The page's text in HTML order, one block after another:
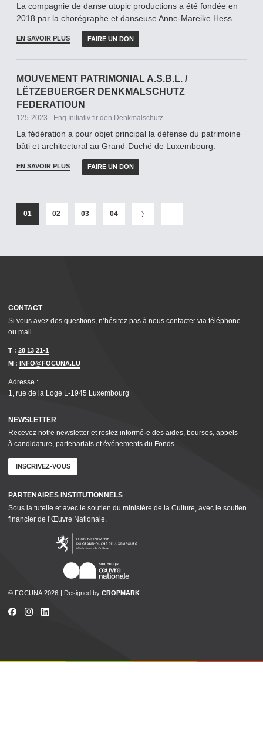
La compagnie de danse utopic productions a été fondée en
2018 par la chorégraphe et danseuse Anne-Mareike Hess.
EN SAVOIR PLUS FAIRE UN DON
MOUVEMENT PATRIMONIAL A.S.B.L. /
LËTZEBUERGER DENKMALSCHUTZ
FEDERATIOUN
125-2023 - Eng Initiativ fir den Denkmalschutz
La fédération a pour objet principal la défense du patrimoine
bâti et architectural au Grand-­Duché de Luxembourg.
EN SAVOIR PLUS FAIRE UN DON
01 02 03 04
CONTACT
Si vous avez des questions, n’hésitez pas à nous contacter via téléphone
ou mail.
T : 28 13 21-1
M :
INFO@FOCUNA.LU
Adresse :
1, rue de la Loge L‑1945 Luxembourg
NEWSLETTER
Recevez notre newsletter et restez informé·e des aides, bourses, appels
à candidature, parte­nar­i­ats et événements du Fonds.
INSCRIVEZ-VOUS
PARTENAIRES INSTI­TU­TION­NELS
Sous la tutelle et avec le soutien du ministère de la Culture, avec le soutien
financier de l’Œuvre Nationale.
© FOCUNA 2026 Designed by CROPMARK